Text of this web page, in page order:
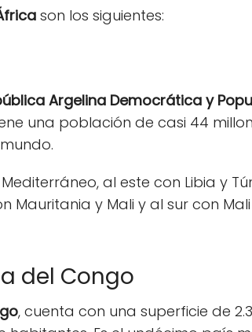
son los siguientes:
Argelina Democrática y
una población de casi 44
al este con Libia y
Mauritania y Mali y al sur con
del Congo
, cuenta con una superficie de